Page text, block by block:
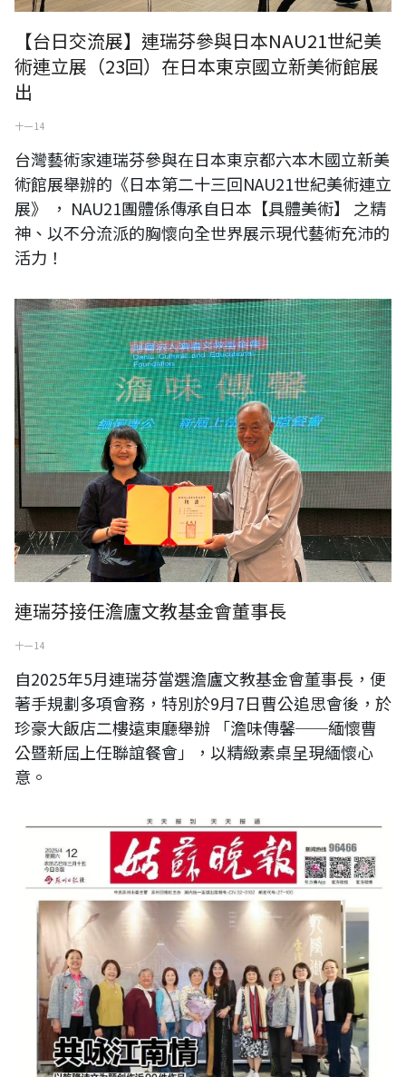
【台日交流展】連瑞芬參與日本NAU21世紀美
術連立展（23回）在日本東京國立新美術館展
出
十一 14
台灣藝術家連瑞芬參與在日本東京都六本木國立新美
術館展舉辦的《日本第二十三回NAU21世紀美術連立
展》 ， NAU21團體係傳承自日本【具體美術】 之精
神、以不分流派的胸懷向全世界展示現代藝術充沛的
活力！
連瑞芬接任澹廬文教基金會董事長
十一 14
自2025年5月連瑞芬當選澹廬文教基金會董事長，便
著手規劃多項會務，特別於9月7日曹公追思會後，於
珍豪大飯店二樓遠東廳舉辦 「澹味傳馨──緬懷曹
公暨新屆上任聯誼餐會」，以精緻素桌呈現緬懷心
意。